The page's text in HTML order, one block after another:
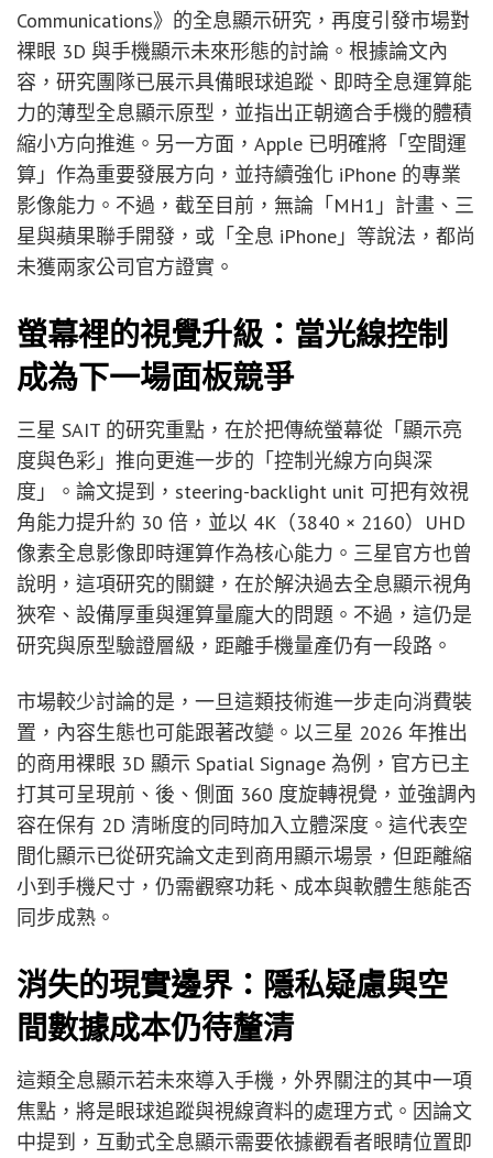
Communications》的全息顯示研究，再度引發市場對
裸眼 3D 與手機顯示未來形態的討論。根據論文內
容，研究團隊已展示具備眼球追蹤、即時全息運算能
力的薄型全息顯示原型，並指出正朝適合手機的體積
縮小方向推進。另一方面，Apple 已明確將「空間運
算」作為重要發展方向，並持續強化 iPhone 的專業
影像能力。不過，截至目前，無論「MH1」計畫、三
星與蘋果聯手開發，或「全息 iPhone」等說法，都尚
未獲兩家公司官方證實。
螢幕裡的視覺升級：當光線控制
成為下一場面板競爭
三星 SAIT 的研究重點，在於把傳統螢幕從「顯示亮
度與色彩」推向更進一步的「控制光線方向與深
度」。論文提到，steering-backlight unit 可把有效視
角能力提升約 30 倍，並以 4K（3840 × 2160）UHD
像素全息影像即時運算作為核心能力。三星官方也曾
說明，這項研究的關鍵，在於解決過去全息顯示視角
狹窄、設備厚重與運算量龐大的問題。不過，這仍是
研究與原型驗證層級，距離手機量產仍有一段路。
市場較少討論的是，一旦這類技術進一步走向消費裝
置，內容生態也可能跟著改變。以三星 2026 年推出
的商用裸眼 3D 顯示 Spatial Signage 為例，官方已主
打其可呈現前、後、側面 360 度旋轉視覺，並強調內
容在保有 2D 清晰度的同時加入立體深度。這代表空
間化顯示已從研究論文走到商用顯示場景，但距離縮
小到手機尺寸，仍需觀察功耗、成本與軟體生態能否
同步成熟。
消失的現實邊界：隱私疑慮與空
間數據成本仍待釐清
這類全息顯示若未來導入手機，外界關注的其中一項
焦點，將是眼球追蹤與視線資料的處理方式。因論文
中提到，互動式全息顯示需要依據觀看者眼睛位置即